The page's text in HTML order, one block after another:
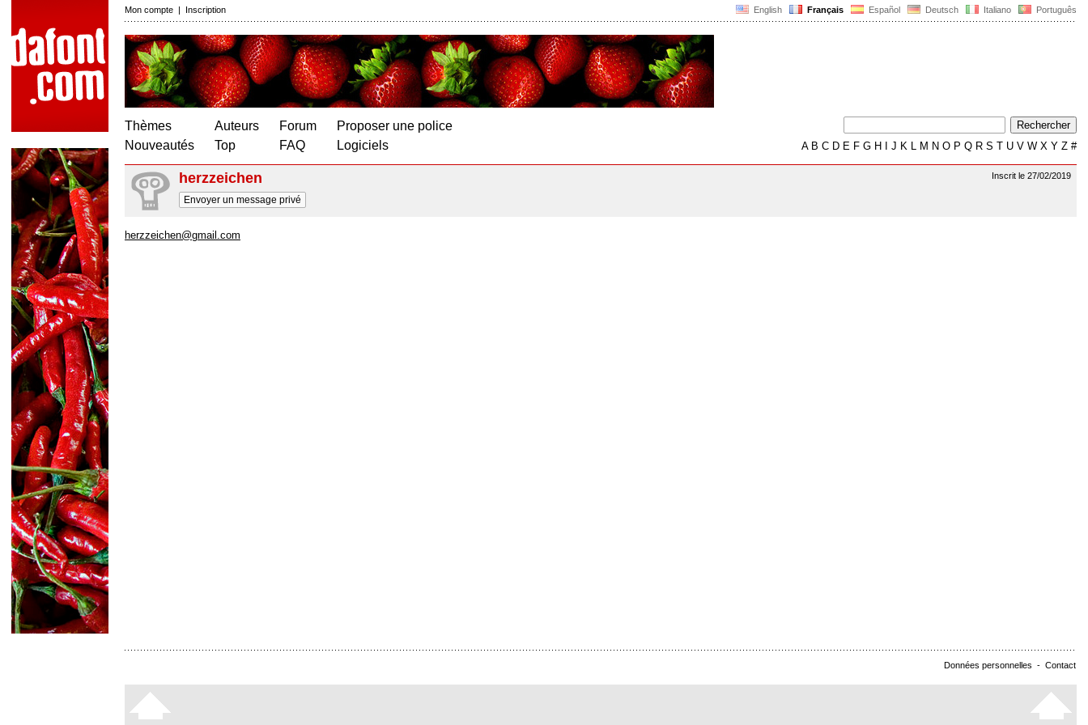
English Français Español Deutsch Italiano Português
Mon compte | Inscription
Thèmes
Nouveautés
Auteurs
Top
Forum
FAQ
Proposer une police
Logiciels
AB C D E F G H J K L M N O P Q R S T U V W X Y Z #
Inscrit le 27/02/2019
herzzeichen
Envoyer un message privé
herzzeichen@gmail.com
Données personnelles - Contact